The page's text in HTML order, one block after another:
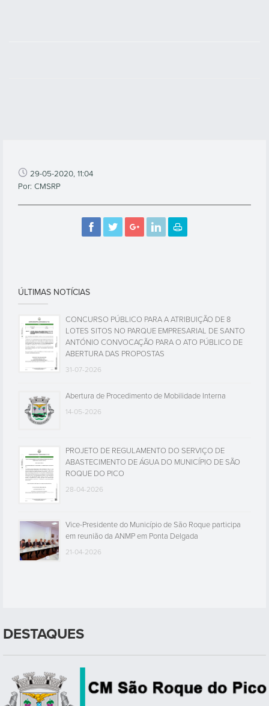
29-05-2020, 11:04
Por: CMSRP
ÚLTIMAS NOTÍCIAS
CONCURSO PÚBLICO PARA A ATRIBUIÇÃO DE 8
LOTES SITOS NO PARQUE EMPRESARIAL DE SANTO
ANTÓNIO CONVOCAÇÃO PARA O ATO PÚBLICO DE
ABERTURA DAS PROPOSTAS
31-07-2026
Abertura de Procedimento de Mobilidade Interna
14-05-2026
PROJETO DE REGULAMENTO DO SERVIÇO DE
ABASTECIMENTO DE ÁGUA DO MUNICÍPIO DE SÃO
ROQUE DO PICO
28-04-2026
Vice-Presidente do Município de São Roque participa
em reunião da ANMP em Ponta Delgada
21-04-2026
DESTAQUES